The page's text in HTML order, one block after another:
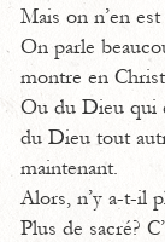
Mais on n’en
On parle
montre en
Ou du Dieu qui
du Dieu tout
maintenant.
Alors, n’y a-t-il
Plus de sacré?